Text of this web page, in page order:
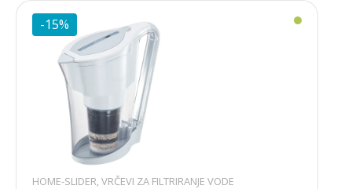
283,89€.
-15%
HOME-SLIDER,VRČEVI ZA FILTRIRANJE VODE